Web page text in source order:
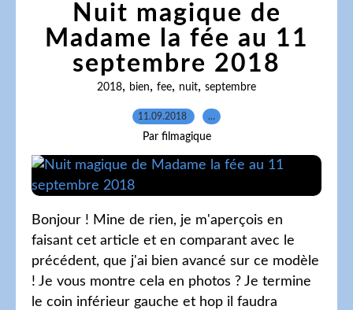
Nuit magique de
Madame la fée au 11
septembre 2018
2018, bien, fee, nuit, septembre
11.09.2018 …
Par filmagique
Bonjour ! Mine de rien, je m'aperçois en
faisant cet article et en comparant avec le
précédent, que j'ai bien avancé sur ce modèle
! Je vous montre cela en photos ? Je termine
le coin inférieur gauche et hop il faudra